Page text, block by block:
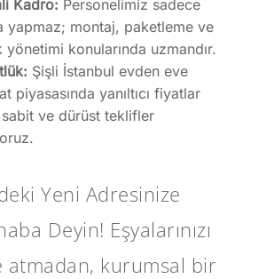
Kadro: Personelimiz sadece
yapmaz; montaj, paketleme ve
yönetimi konularında uzmandır.
Şişli İstanbul evden eve
piyasasında yanıltıcı fiyatlar
ve dürüst teklifler
Yeni Adresinize
Deyin! Eşyalarınızı
atmadan, kurumsal bir